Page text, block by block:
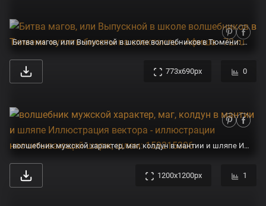
Битва магов, или Выпускной в школе волшебников в Тюмени: купить билеты на спектакль - Афиша - 72.ru
773x690px 0
волшебник мужской характер, маг, колдун в мантии и шляпе Иллюстрация вектора - иллюстрации насчитывающей шарж, шлем: 159215306
1200x1200px 1